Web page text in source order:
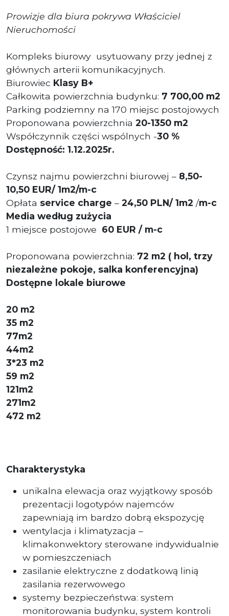
Prowizje dla biura pokrywa Właściciel
Nieruchomości
Kompleks biurowy usytuowany przy jednej z
głównych arterii komunikacyjnych.
Biurowiec Klasy B+
Całkowita powierzchnia budynku: 7 700,00 m2
Parking podziemny na 170 miejsc postojowych
Proponowana powierzchnia 20-1350 m2
Współczynnik części wspólnych -30 %
Dostępność: 1.12.2025r.
Czynsz najmu powierzchni biurowej – 8,50-
10,50 EUR/ 1m2/m-c
Opłata service charge – 24,50 PLN/ 1m2 /m-c
Media według zużycia
1 miejsce postojowe 60 EUR / m-c
Proponowana powierzchnia: 72 m2 ( hol, trzy
niezależne pokoje, salka konferencyjna)
Dostępne lokale biurowe
20 m2
35 m2
77m2
44m2
3*23 m2
59 m2
121m2
271m2
472 m2
Charakterystyka
unikalna elewacja oraz wyjątkowy sposób
prezentacji logotypów najemców
zapewniają im bardzo dobrą ekspozycję
wentylacja i klimatyzacja –
klimakonwektory sterowane indywidualnie
w pomieszczeniach
zasilanie elektryczne z dodatkową linią
zasilania rezerwowego
systemy bezpieczeństwa: system
monitorowania budynku, system kontroli